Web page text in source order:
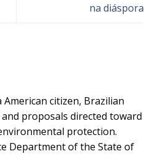
na diáspora
American citizen, Brazilian
proposals directed toward
protection.
Department of the State of